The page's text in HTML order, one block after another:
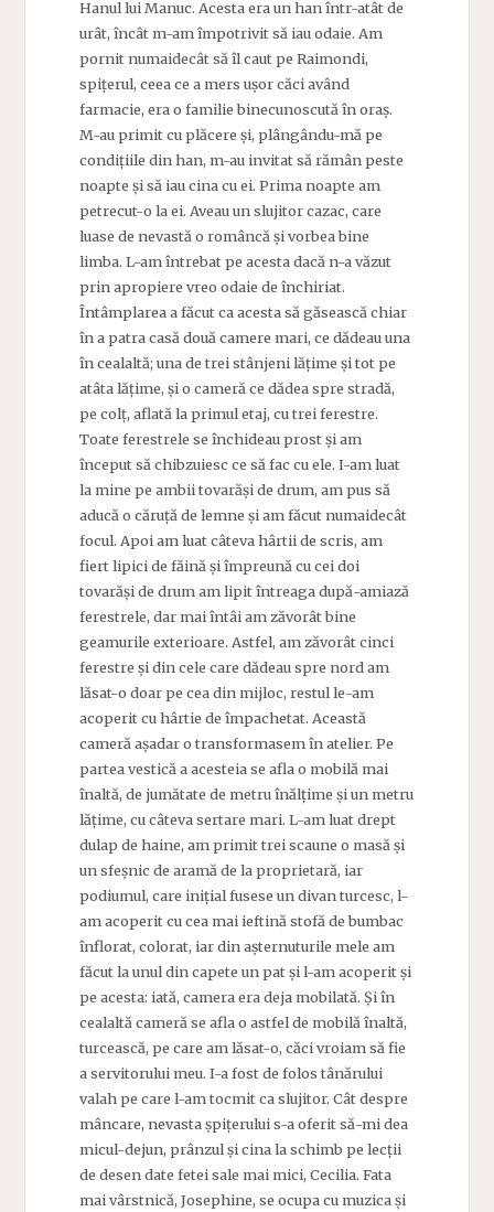
Hanul lui Manuc. Acesta era un han într-atât de
urât, încât m-am împotrivit să iau odaie. Am
pornit numaidecât să îl caut pe Raimondi,
spițerul, ceea ce a mers ușor căci având
farmacie, era o familie binecunoscută în oraș.
M-au primit cu plăcere și, plângându-mă pe
condițiile din han, m-au invitat să rămân peste
noapte și să iau cina cu ei. Prima noapte am
petrecut-o la ei. Aveau un slujitor cazac, care
luase de nevastă o româncă și vorbea bine
limba. L-am întrebat pe acesta dacă n-a văzut
prin apropiere vreo odaie de închiriat.
Întâmplarea a făcut ca acesta să găsească chiar
în a patra casă două camere mari, ce dădeau una
în cealaltă; una de trei stânjeni lățime și tot pe
atâta lățime, și o cameră ce dădea spre stradă,
pe colț, aflată la primul etaj, cu trei ferestre.
Toate ferestrele se închideau prost și am
început să chibzuiesc ce să fac cu ele. I-am luat
la mine pe ambii tovarăși de drum, am pus să
aducă o căruță de lemne și am făcut numaidecât
focul. Apoi am luat câteva hârtii de scris, am
fiert lipici de făină și împreună cu cei doi
tovarăși de drum am lipit întreaga după-amiază
ferestrele, dar mai întâi am zăvorât bine
geamurile exterioare. Astfel, am zăvorât cinci
ferestre și din cele care dădeau spre nord am
lăsat-o doar pe cea din mijloc, restul le-am
acoperit cu hârtie de împachetat. Această
cameră așadar o transformasem în atelier. Pe
partea vestică a acesteia se afla o mobilă mai
înaltă, de jumătate de metru înălțime și un metru
lățime, cu câteva sertare mari. L-am luat drept
dulap de haine, am primit trei scaune o masă și
un sfeșnic de aramă de la proprietară, iar
podiumul, care inițial fusese un divan turcesc, l-
am acoperit cu cea mai ieftină stofă de bumbac
înflorat, colorat, iar din așternuturile mele am
făcut la unul din capete un pat și l-am acoperit și
pe acesta: iată, camera era deja mobilată. Și în
cealaltă cameră se afla o astfel de mobilă înaltă,
turcească, pe care am lăsat-o, căci vroiam să fie
a servitorului meu. I-a fost de folos tânărului
valah pe care l-am tocmit ca slujitor. Cât despre
mâncare, nevasta șpițerului s-a oferit să-mi dea
micul-dejun, prânzul și cina la schimb pe lecții
de desen date fetei sale mai mici, Cecilia. Fata
mai vârstnică, Josephine, se ocupa cu muzica și